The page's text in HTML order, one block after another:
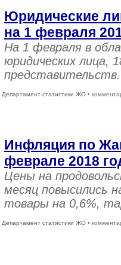
Юридические
на 1 февраля
На 1 февраля в
юридических лица,
представительств.
Департамент статистики ЖО •
Инфляция по
феврале 2018
Цены на
месяц повысились
товары на 0,6%,
Департамент статистики ЖО •